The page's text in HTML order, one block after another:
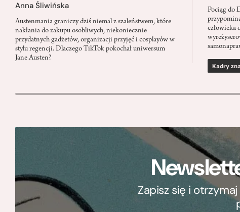
Anna Śliwińska
Austenmania graniczy dziś niemal z szaleństwem, które
nakłania do zakupu osobliwych, niekoniecznie
przydatnych gadżetów, organizacji przyjęć i cosplayów w
stylu regencji. Dlaczego TikTok pokochał uniwersum
Jane Austen?
Pociąg do
człowieka
Kadry
Zapisz się i